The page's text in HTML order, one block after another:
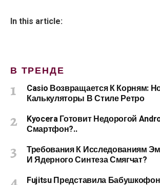
In this article:
В ТРЕНДЕ
Casio Возвращается К Корням:
Калькуляторы В Стиле Ретро
Kyocera Готовит Недорогой
Смартфон?..
Требования К Исследованиям
И Ядерного Синтеза Смягчат?
Fujitsu Представила